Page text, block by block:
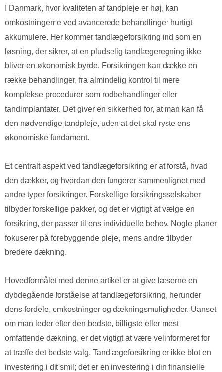
I Danmark, hvor kvaliteten af tandpleje er høj, kan
omkostningerne ved avancerede behandlinger hurtigt
akkumulere. Her kommer tandlægeforsikring ind som en
løsning, der sikrer, at en pludselig tandlægeregning ikke
bliver en økonomisk byrde. Forsikringen kan dække en
række behandlinger, fra almindelig kontrol til mere
komplekse procedurer som rodbehandlinger eller
tandimplantater. Det giver en sikkerhed for, at man kan få
den nødvendige tandpleje, uden at det skal ryste ens
økonomiske fundament.
Et centralt aspekt ved tandlægeforsikring er at forstå, hvad
den dækker, og hvordan den fungerer sammenlignet med
andre typer forsikringer. Forskellige forsikringsselskaber
tilbyder forskellige pakker, og det er vigtigt at vælge en
forsikring, der passer til ens individuelle behov. Nogle planer
fokuserer på forebyggende pleje, mens andre tilbyder
bredere dækning.
Hovedformålet med denne artikel er at give læserne en
dybdegående forståelse af tandlægeforsikring, herunder
dens fordele, omkostninger og dækningsmuligheder. Uanset
om man leder efter den bedste, billigste eller mest
omfattende dækning, er det vigtigt at være velinformeret for
at træffe det bedste valg. Tandlægeforsikring er ikke blot en
investering i dit smil; det er en investering i din finansielle